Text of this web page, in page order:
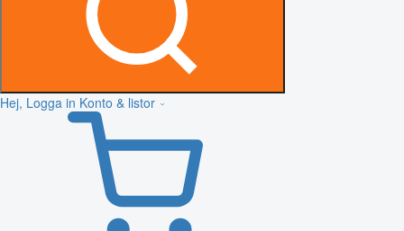
Hej, Logga in Konto & listor